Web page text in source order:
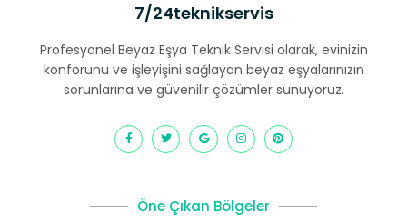
7/24teknikservis
Profesyonel Beyaz Eşya Teknik Servisi olarak, evinizin
konforunu ve işleyişini sağlayan beyaz eşyalarınızın
sorunlarına ve güvenilir çözümler sunuyoruz.
Öne Çıkan Bölgeler